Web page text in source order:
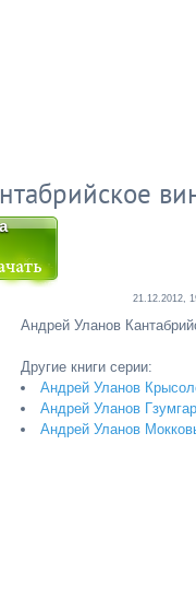
21.12.2012,
Андрей Уланов
Другие книги серии:
Андрей Уланов
Андрей Уланов
Андрей Уланов